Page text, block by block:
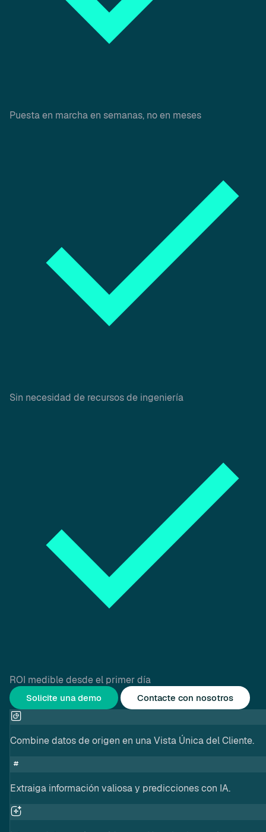
Puesta en marcha en semanas, no en meses
Sin necesidad de recursos de ingeniería
ROI medible desde el primer día
Solicite una demo Contacte con nosotros
Combine datos de origen en una Vista Única del Cliente.
Extraiga información valiosa y predicciones con IA.